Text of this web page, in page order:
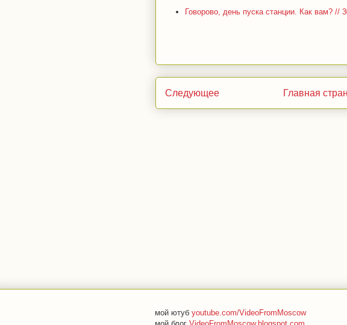
Говорово, день пуска станции. Как вам? //
Следующее Главная
мой ютуб youtube.com/VideoFromMoscow